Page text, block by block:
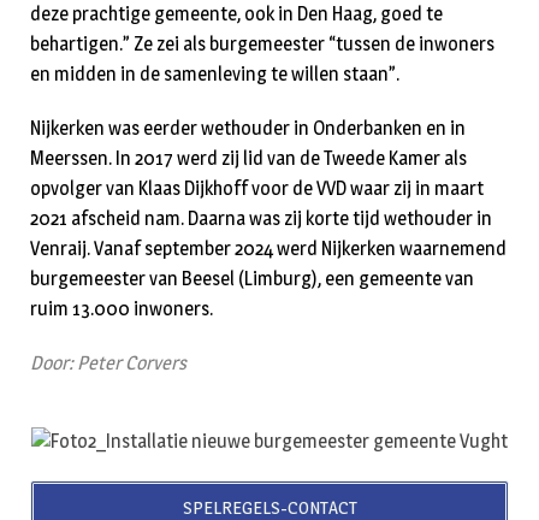
deze prachtige gemeente, ook in Den Haag, goed te
behartigen.” Ze zei als burgemeester “tussen de inwoners
en midden in de samenleving te willen staan”.
Nijkerken was eerder wethouder in Onderbanken en in
Meerssen. In 2017 werd zij lid van de Tweede Kamer als
opvolger van Klaas Dijkhoff voor de VVD waar zij in maart
2021 afscheid nam. Daarna was zij korte tijd wethouder in
Venraij. Vanaf september 2024 werd Nijkerken waarnemend
burgemeester van Beesel (Limburg), een gemeente van
ruim 13.000 inwoners.
Door: Peter Corvers
SPELREGELS-CONTACT